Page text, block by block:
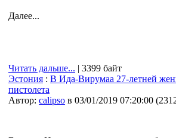
Далее...
Читать дальше... | 3399 байт
Эстония : В Ида-Вирумаа 27-летней
пистолета
Автор: calipso в 03/01/2019 07:20:00 (